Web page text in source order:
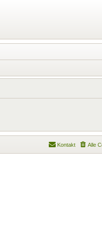
Alle
Kontakt